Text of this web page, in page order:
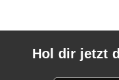
Hol dir jetzt